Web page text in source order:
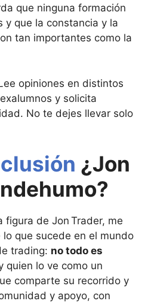
que ninguna formación
y que la constancia y la
tan importantes como la
opiniones en distintos
y solicita
No te dejes llevar solo
¿Jon
figura de Jon Trader, me
que sucede en el mundo
trading: no todo es
quien lo ve como un
comparte su recorrido y
y apoyo, con